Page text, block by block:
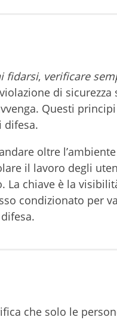
fidarsi, verificare
di
Questi
difesa.
oltre
il lavoro degli
La chiave è la
condizionato per
che solo le